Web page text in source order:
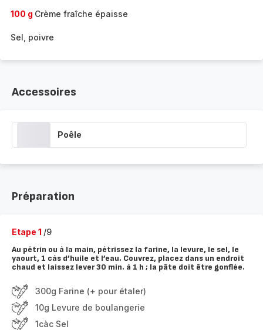
100 g Crème fraîche épaisse
Sel, poivre
Accessoires
Poêle
Préparation
Etape 1 /9
Au pétrin ou à la main, pétrissez la farine, la levure, le sel, le
yaourt, 1 càs d’huile et l’eau. Couvrez, placez dans un endroit
chaud et laissez lever 30 min. à 1 h ; la pâte doit être gonflée.
300g Farine (+ pour étaler)
10g Levure de boulangerie
1càc Sel